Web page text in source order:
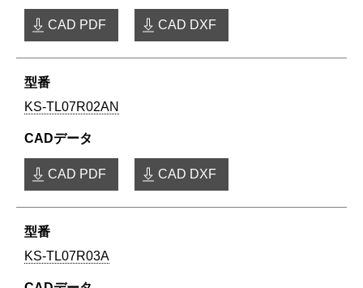
CAD PDF CAD DXF
KS-TL07R02AN
CAD PDF CAD DXF
KS-TL07R03A